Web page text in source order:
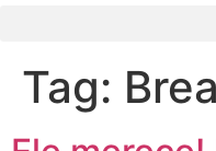
Tag: